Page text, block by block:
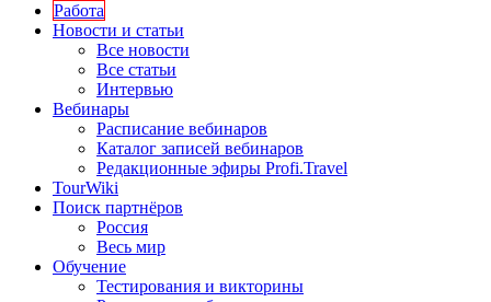
Работа
Новости и статьи
Все новости
Все статьи
Интервью
Вебинары
Расписание вебинаров
Каталог записей вебинаров
Редакционные эфиры Profi.Travel
TourWiki
Поиск партнёров
Россия
Весь мир
Обучение
Тестирования и викторины